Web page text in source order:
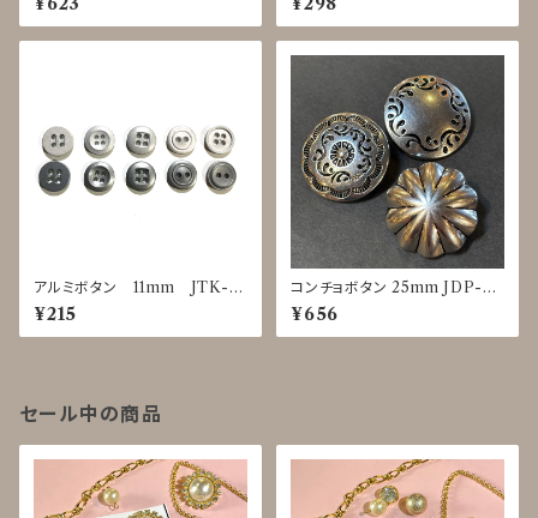
アルミボタン 11mm JTK-0
025～0029
¥215
コンチョボタン 25mm JDP-00
16
¥656
セール中の商品